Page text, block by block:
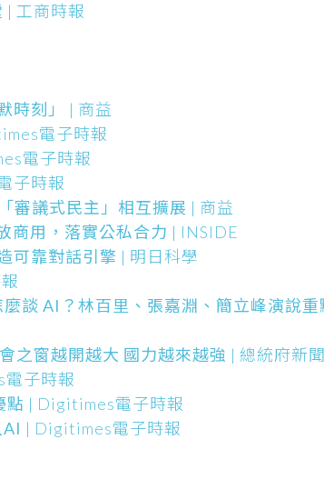
| 工商時報
時刻」
| 商益
電子時報
電子時報
子時報
審議式民主」相互擴展 | 商益
商用，落實公私合力 | INSIDE
可靠對話引擎 | 明日科學
談 AI？林百里、張嘉淵、簡立峰演說
之窗越開越大 國力越來越強 | 總統府新
子時報
點 | Digitimes電子時報
| Digitimes電子時報